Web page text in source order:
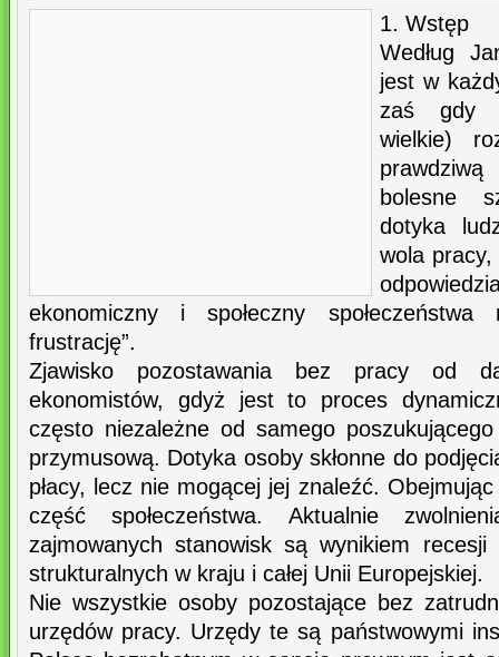
1. Wstęp
Według
jest w
zaś gdy
wielkie)
bolesne
dotyka
wola
ekonomiczny i społeczny
frustrację”.
Zjawisko pozostawania bez pracy od
ekonomistów, gdyż jest to proces
często niezależne od samego
przymusową. Dotyka osoby skłonne do
płacy, lecz nie mogącej jej znaleźć.
część społeczeństwa. Aktualnie
zajmowanych stanowisk są wynikiem
strukturalnych w kraju i całej Unii Europejskiej.
Nie wszystkie osoby pozostające bez
urzędów pracy. Urzędy te są państwowymi